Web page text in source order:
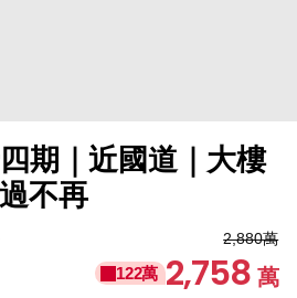
期｜近國道｜大樓
不再
2,880萬
122萬 2,758萬